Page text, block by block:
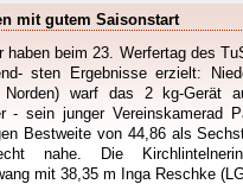
mit gutem Saisonstart
haben beim 23. Werfertag des
sten Ergebnisse erzielt:
Norden) warf das 2 kg-Gerät
- sein junger Vereinskamerad
Bestweite von 44,86 als
nahe. Die
mit 38,35 m Inga Reschke